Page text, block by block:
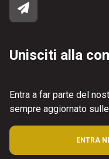
Unisciti alla
Entra a far parte del
sempre aggiornato
ENTRA